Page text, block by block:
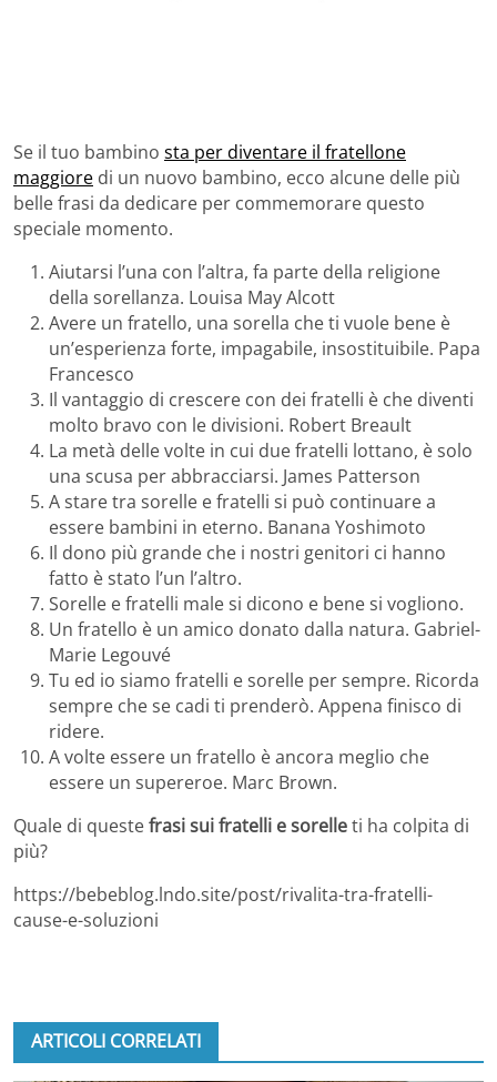
Se il tuo bambino sta per diventare il fratellone
maggiore di un nuovo bambino, ecco alcune delle più
belle frasi da dedicare per commemorare questo
speciale momento.
Aiutarsi l’una con l’altra, fa parte della religione
della sorellanza. Louisa May Alcott
Avere un fratello, una sorella che ti vuole bene è
un’esperienza forte, impagabile, insostituibile. Papa
Francesco
Il vantaggio di crescere con dei fratelli è che diventi
molto bravo con le divisioni. Robert Breault
La metà delle volte in cui due fratelli lottano, è solo
una scusa per abbracciarsi. James Patterson
A stare tra sorelle e fratelli si può continuare a
essere bambini in eterno. Banana Yoshimoto
Il dono più grande che i nostri genitori ci hanno
fatto è stato l’un l’altro.
Sorelle e fratelli male si dicono e bene si vogliono.
Un fratello è un amico donato dalla natura. Gabriel-
Marie Legouvé
Tu ed io siamo fratelli e sorelle per sempre. Ricorda
sempre che se cadi ti prenderò. Appena finisco di
ridere.
A volte essere un fratello è ancora meglio che
essere un supereroe. Marc Brown.
Quale di questefrasi sui fratelli e sorelleti ha colpita di
più?
https://bebeblog.lndo.site/post/rivalita-tra-fratelli-
cause-e-soluzioni
ARTICOLI CORRELATI